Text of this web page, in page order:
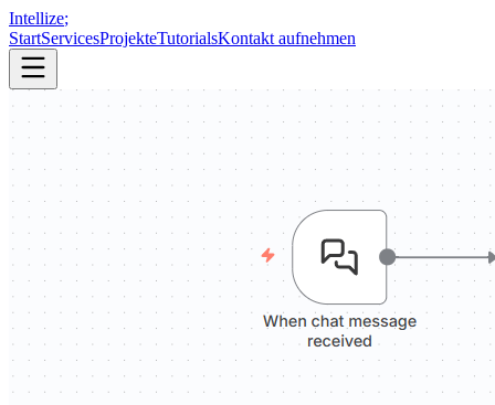
Intellize;
StartServicesProjekteTutorialsKontakt aufnehmen